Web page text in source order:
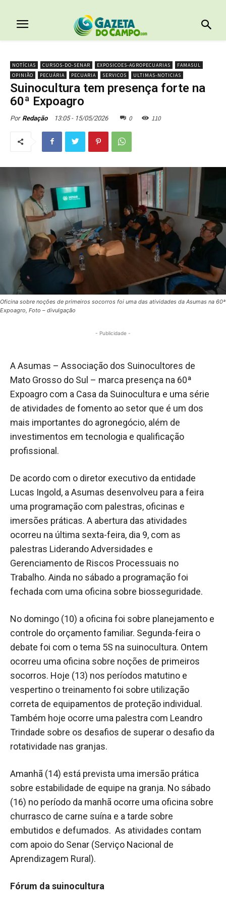
NOTÍCIAS CURSOS-DO-SENAR EXPOSICOES-AGROPECUARIAS
FAMASUL
OPINIÃO
PECUÁRIA PECUARIA SERVICOS ULTIMAS-NOTICIAS
Suinocultura tem presença forte na
60ª Expoagro
Por Redação 13:05 - 15/05/2026 0 110
Oficina sobre noções de primeiros socorros foi uma das atividades da Asumas na 60ª
Expoagro, Foto – divulgação
- Publicidade -
A Asumas – Associação dos Suinocultores de
Mato Grosso do Sul – marca presença na 60ª
Expoagro com a Casa da Suinocultura e uma série
de atividades de fomento ao setor que é um dos
mais importantes do agronegócio, além de
investimentos em tecnologia e qualificação
profissional.
De acordo com o diretor executivo da entidade
Lucas Ingold, a Asumas desenvolveu para a feira
uma programação com palestras, oficinas e
imersões práticas. A abertura das atividades
ocorreu na última sexta-feira, dia 9, com as
palestras Liderando Adversidades e
Gerenciamento de Riscos Processuais no
Trabalho. Ainda no sábado a programação foi
fechada com uma oficina sobre biosseguridade.
No domingo (10) a oficina foi sobre planejamento e
controle do orçamento familiar. Segunda-feira o
debate foi com o tema 5S na suinocultura. Ontem
ocorreu uma oficina sobre noções de primeiros
socorros. Hoje (13) nos períodos matutino e
vespertino o treinamento foi sobre utilização
correta de equipamentos de proteção individual.
Também hoje ocorre uma palestra com Leandro
Trindade sobre os desafios de superar o desafio da
rotatividade nas granjas.
Amanhã (14) está prevista uma imersão prática
sobre estabilidade de equipe na granja. No sábado
(16) no período da manhã ocorre uma oficina sobre
churrasco de carne suína e a tarde sobre
embutidos e defumados. As atividades contam
com apoio do Senar (Serviço Nacional de
Aprendizagem Rural).
Fórum da suinocultura